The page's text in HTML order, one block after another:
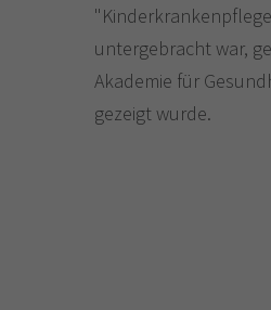
untergebracht war,
Akademie für
gezeigt wurde.